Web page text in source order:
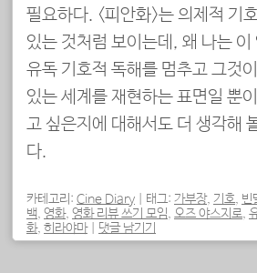
필요하다. <피안화>는 의제적 기
있는 것처럼 보이는데, 왜 나는
유독 기호적 독해를 멈추고 그것
있는 세계를 재현하는 표면일 뿐
고 싶은지에 대해서도 더 생각해
다.
카테고리: Cine Diary 태그: 가부장, 기호, 빈
백, 영화, 영화 리뷰 쓰기 모임, 오즈 야스지로,
화, 히라야마 댓글 남기기